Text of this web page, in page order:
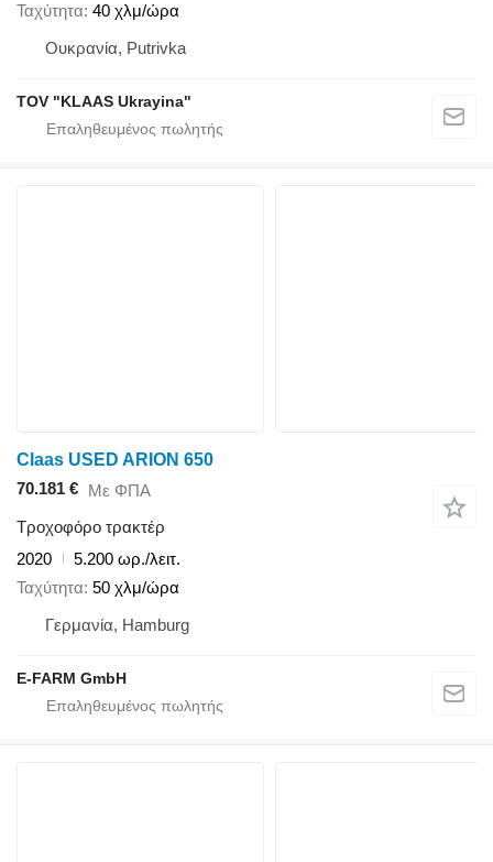
Ταχύτητα 40 χλμ/ώρα
Ουκρανία, Putrivka
TOV "KLAAS Ukrayina"
Claas USED ARION 650
70.181 € Με ΦΠΑ
Τροχοφόρο τρακτέρ
2020
5.200 ωρ./λειτ.
Ταχύτητα 50 χλμ/ώρα
Γερμανία, Hamburg
E-FARM GmbH